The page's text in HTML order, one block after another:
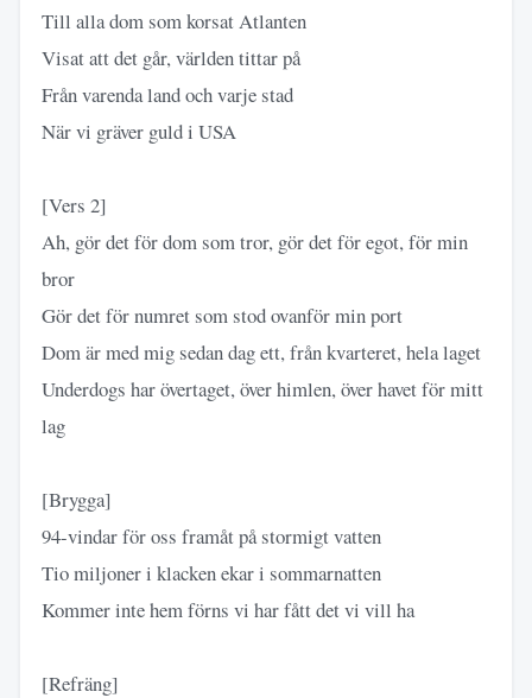
Till alla dom som korsat Atlanten
Visat att det går, världen tittar på
Från varenda land och varje stad
När vi gräver guld i USA
[Vers 2]
Ah, gör det för dom som tror, gör det för egot, för min
bror
Gör det för numret som stod ovanför min port
Dom är med mig sedan dag ett, från kvarteret, hela laget
Underdogs har övertaget, över himlen, över havet för mitt
lag
[Brygga]
94-vindar för oss framåt på stormigt vatten
Tio miljoner i klacken ekar i sommarnatten
Kommer inte hem förns vi har fått det vi vill ha
[Refräng]